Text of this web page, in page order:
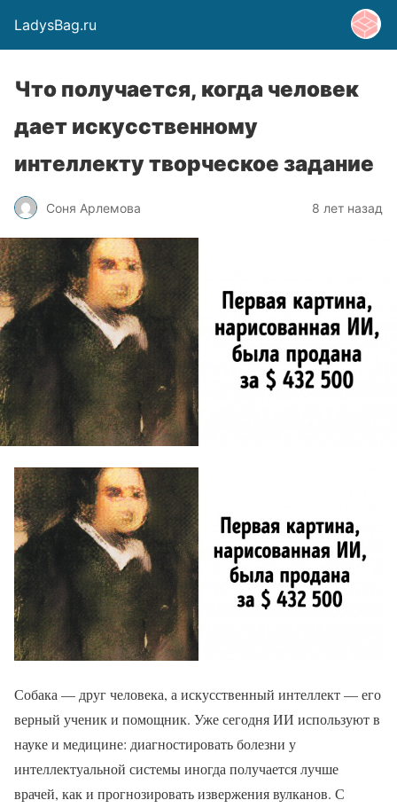
LadysBag.ru
Что получается, когда человек
дает искусственному
интеллекту творческое задание
Соня Арлемова 8 лет назад
Собака — друг человека, а искусственный интеллект — его
верный ученик и помощник. Уже сегодня ИИ используют в
науке и медицине: диагностировать болезни у
интеллектуальной системы иногда получается лучше
врачей, как и прогнозировать извержения вулканов. С